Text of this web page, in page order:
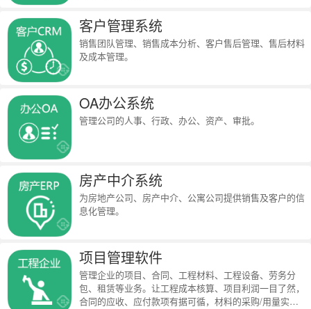
客户管理系统
销售团队管理、销售成本分析、客户售后管理、售后材料
及成本管理。
OA办公系统
管理公司的人事、行政、办公、资产、审批。
房产中介系统
为房地产公司、房产中介、公寓公司提供销售及客户的信
息化管理。
项目管理软件
管理企业的项目、合同、工程材料、工程设备、劳务分
包、租赁等业务。让工程成本核算、项目利润一目了然，
合同的应收、应付款项有据可循，材料的采购/用量实时